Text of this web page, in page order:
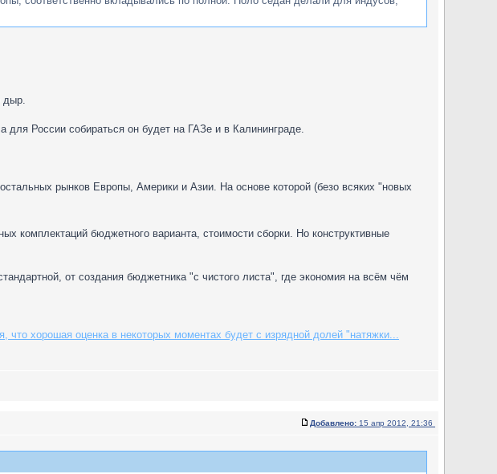
дыр.
России собираться он будет на ГАЗе и в Калининграде.
рынков Европы, Америки и Азии. На основе которой (безо всяких "новых
комплектаций бюджетного варианта, стоимости сборки. Но конструктивные
от создания бюджетника "с чистого листа", где экономия на всём чём
хорошая оценка в некоторых моментах будет с изрядной долей "натяжки...
Добавлено: 15 апр 2012, 21:36